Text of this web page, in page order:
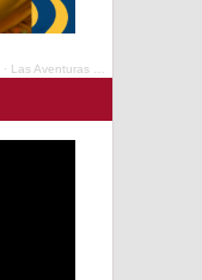
· Las Aventuras del Profesor Yarumo - Cafés de Colombia Expo 2025